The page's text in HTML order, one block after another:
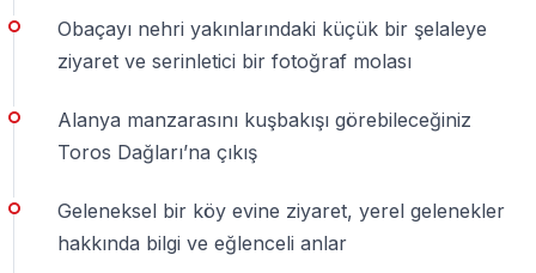
Alanya Jeep Safari’de Bilinmesi Gereken 5
Faydalı Detay
1. Alanya Jeep Safari tek tip bir tur değildir
Rota adı, turun kalitesini belirler
Alanya’da “Jeep Safari” adıyla satılan turlar aynı
değildir. Kimi tur Toros Dağları, köy yolları ve Dimçayı
Obaçayı nehri yakınlarındaki küçük bir şelaleye
ziyaret ve serinletici bir fotoğraf molası
Alanya manzarasını kuşbakışı görebileceğiniz
Toros Dağları’na çıkış
Geleneksel bir köy evine ziyaret, yerel gelenekler
hakkında bilgi ve eğlenceli anlar